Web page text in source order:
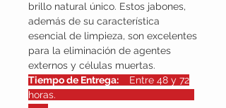
brillo natural único. Estos jabones,
además de su característica
esencial de limpieza, son excelentes
para la eliminación de agentes
externos y células muertas.
Tiempo de Entrega:
Entre 48 y 72
horas.